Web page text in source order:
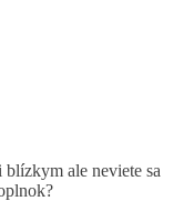
ale neviete sa